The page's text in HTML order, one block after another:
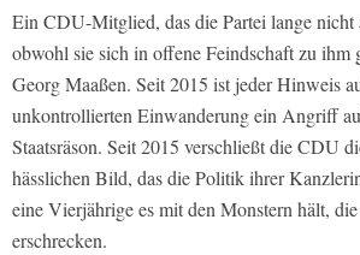
Ein CDU-Mitglied, das die Partei lange nicht
obwohl sie sich in offene Feindschaft zu ihm
Georg Maaßen. Seit 2015 ist jeder Hinweis
unkontrollierten Einwanderung ein Angriff
Staatsräson. Seit 2015 verschließt die CDU
hässlichen Bild, das die Politik ihrer
eine Vierjährige es mit den Monstern hält,
erschrecken.